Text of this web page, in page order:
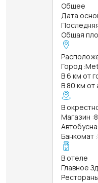
Общее
Дата
Общая
Город :
В 6 км от
В 80 км от
В
Магазин :
Банкомат :
В отеле
Главное